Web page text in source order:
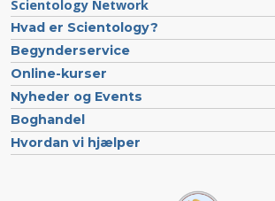
Scientology Network
Hvad er Scientology?
Begynderservice
Online-kurser
Nyheder og Events
Boghandel
Hvordan vi hjælper